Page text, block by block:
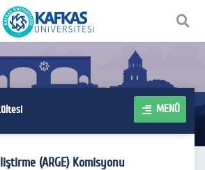
MENÜ
(ARGE) Komisyonu